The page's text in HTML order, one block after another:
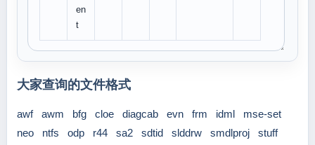
en
t
大家查询的文件格式
awf awm bfg cloe diagcab evn frm idml
mse-set
neo
ntfs odp r44 sa2 sdtid slddrw smdlproj
stuff